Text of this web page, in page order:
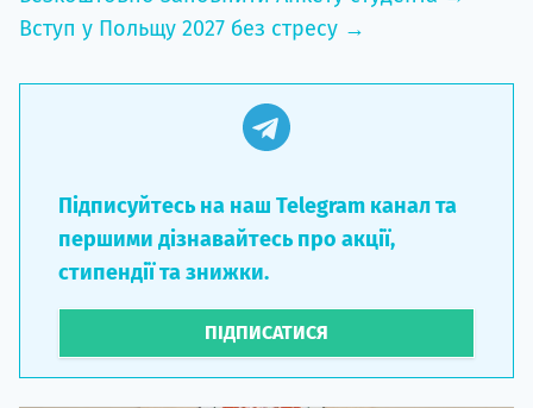
Вступ у Польщу 2027 без стресу →
першими дізнавайтесь про акції,
стипендії та знижки.
ПІДПИСАТИСЯ